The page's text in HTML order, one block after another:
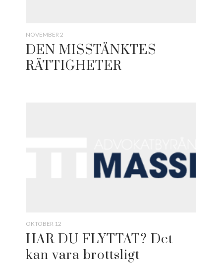
NOVEMBER 2
DEN MISSTÄNKTES
RÄTTIGHETER
OKTOBER 12
HAR DU FLYTTAT? Det
kan vara brottsligt